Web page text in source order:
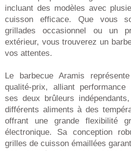
incluant des modèles avec
cuisson efficace. Que vous
grillades occasionnel ou un
extérieur, vous trouverez un
vos attentes.
Le barbecue Aramis
qualité-prix, alliant
ses deux brûleurs
différents aliments à des
offrant une grande flexibilité
électronique. Sa conception
grilles de cuisson émaillées